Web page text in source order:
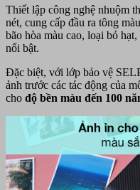
Thiết lập công nghệ nhuộm
nét, cung cấp đầu ra tông
bão hòa màu cao, loại bỏ
nổi bật.
Đặc biệt, với lớp bảo vệ
ảnh trước các tác động của
cho độ bền màu đến 100